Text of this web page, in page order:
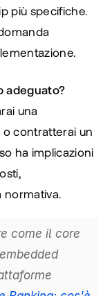
più specifiche.
adeguato?
una
contratterai un
ha implicazioni
normativa.
come il core